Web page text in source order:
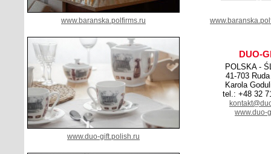
www.baranska.polfirms.ru
DUO-
POLSKA -
41-703
Karola
tel.: +48 32
www.duo-
www.duo-gift.polish.ru